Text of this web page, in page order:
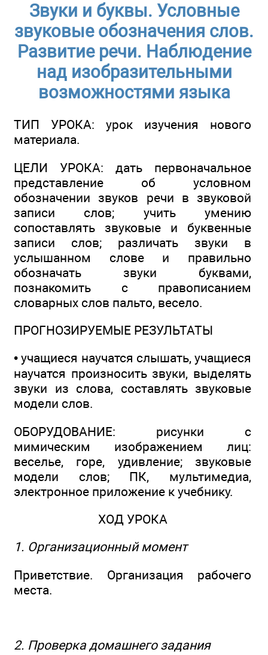
Звуки и буквы. Условные
звуковые обозначения слов.
Развитие речи. Наблюдение
над изобразительными
возможностями языка
ТИП УРОКА: урок изучения нового
материала.
ЦЕЛИ УРОКА: дать первоначальное
представление об условном
обозначении звуков речи в звуковой
записи слов; учить умению
сопоставлять звуковые и буквенные
записи слов; различать звуки в
услышанном слове и правильно
обозначать звуки буквами,
познакомить с правописанием
словарных слов пальто, весело.
ПРОГНОЗИРУЕМЫЕ РЕЗУЛЬТАТЫ
• учащиеся научатся слышать, учащиеся
научатся произносить звуки, выделять
звуки из слова, составлять звуковые
модели слов.
ОБОРУДОВАНИЕ: рисунки с
мимическим изображением лиц:
веселье, горе, удивление; звуковые
модели слов; ПК, мультимедиа,
электронное приложение к учебнику.
ХОД УРОКА
1. Организационный момент
Приветствие. Организация рабочего
места.
2. Проверка домашнего задания